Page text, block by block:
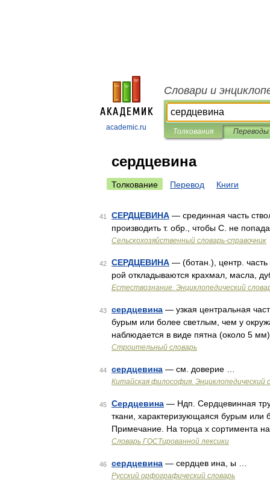
academic.ru
Словари и
Толкования Переводы
сердцевина
Толкование Перевод Книги
41 СЕРДЦЕВИНА — срединная часть
производить т. обр., чтобы С. не
Сельскохозяйственный словарь-справочник
42 СЕРДЦЕВИНА — (ботан.), центр.
рой откладываются крахмал, масла,
Естествознание. Энциклопедический
43 сердцевина — узкая центральная
бурым или более светлым, чем у
наблюдается в виде пятна (около 5
Строительный словарь
44 сердцевина — см. доверие …
Китайская философия. Энциклопедический
45 Сердцевина — Ндп. Сердцевинная
ткани, характеризующаяся бурым или
Примечание. На торца х сортимента
Словарь ГОСТированной лексики
46 сердцевина — сердцев ина, ы …
Русский орфографический словарь